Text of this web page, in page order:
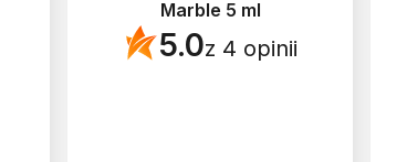
Marble 5 ml
5.0z 4 opinii